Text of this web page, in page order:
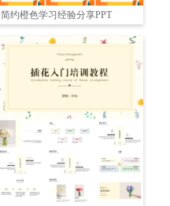
简约橙色学习经验分享PPT